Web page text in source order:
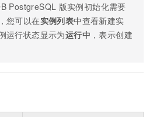
PostgreSQL 版实例初始化需要
您可以在实例列表中查看新建实
运行状态显示为运行中 ，表示创建